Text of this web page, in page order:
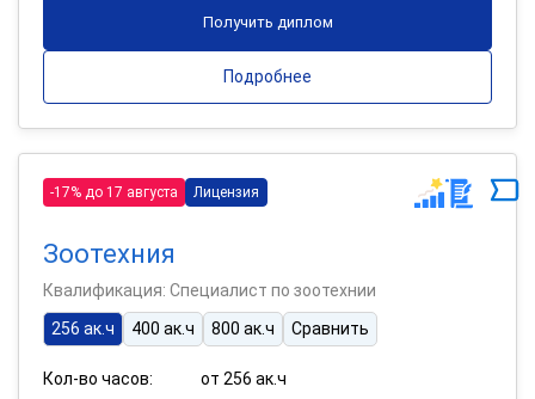
Получить диплом
Подробнее
-17% до 17 августа Лицензия
Зоотехния
Квалификация: Специалист по зоотехнии
256 ак.ч
400 ак.ч 800 ак.ч Сравнить
Кол-во часов:
от 256 ак.ч